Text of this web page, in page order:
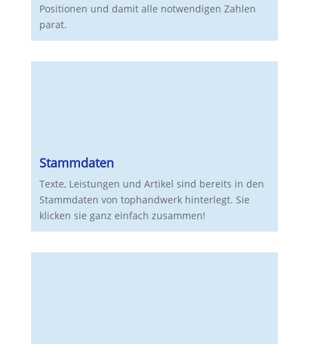
Positionen und damit alle notwendigen Zahlen
parat.
Stammdaten
Texte, Leistungen und Artikel sind bereits in den
Stammdaten von tophandwerk hinterlegt. Sie
klicken sie ganz einfach zusammen!